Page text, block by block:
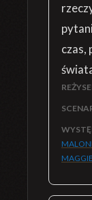
czas,